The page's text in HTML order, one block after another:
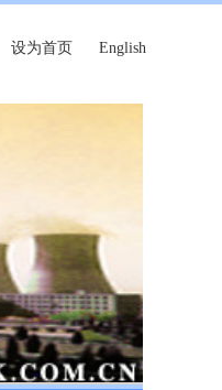
设为首页 English